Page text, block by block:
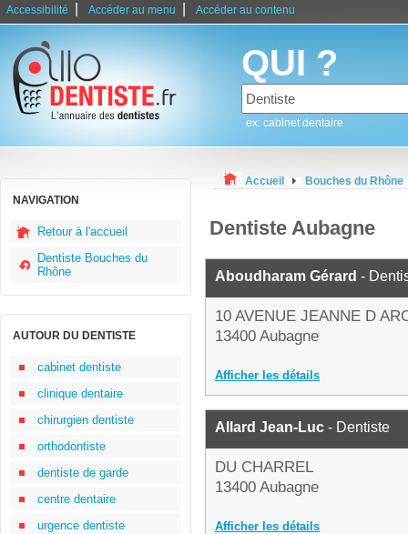
Accessibilité Accéder au menu Accéder au contenu
QUI ?
ex: cabinet dentaire
NAVIGATION
Retour à l'accueil
Dentiste Bouches du
Rhône
AUTOUR DU DENTISTE
cabinet dentiste
clinique dentaire
chirurgien dentiste
orthodontiste
dentiste de garde
centre dentaire
urgence dentiste
Accueil Bouches du Rhône
Dentiste Aubagne
Aboudharam Gérard -
10 AVENUE JEANNE D
13400 Aubagne
Afficher les détails
Allard Jean-Luc - Dentiste
DU CHARREL
13400 Aubagne
Afficher les détails